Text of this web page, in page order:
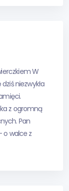
W
niezwykła
z ogromną
Pan
o walce z